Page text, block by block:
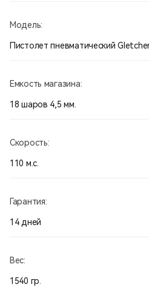
Модель:
Пистолет пневматический
Емкость магазина:
18 шаров 4,5 мм.
Скорость:
110 м.с.
Гарантия:
14 дней
Вес:
1540 гр.